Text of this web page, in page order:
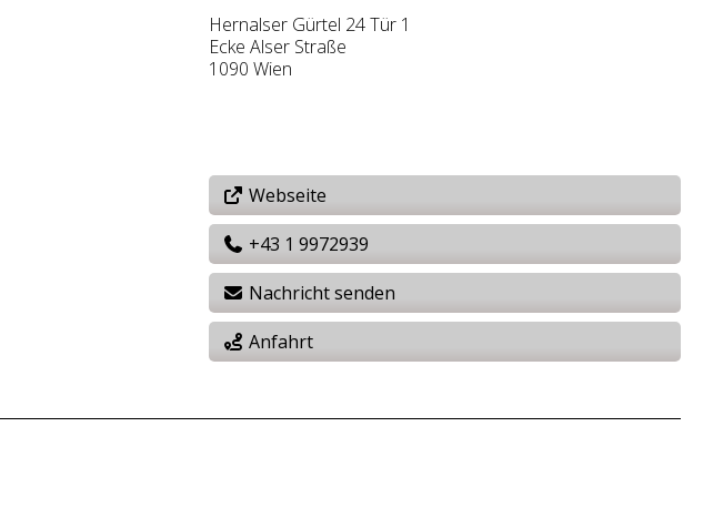
Hernalser Gürtel 24 Tür 1
Ecke Alser Straße
1090 Wien
Webseite
+43 1 9972939
Nachricht senden
Anfahrt